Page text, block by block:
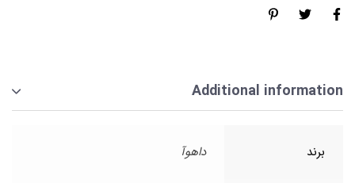
Additional information
برند داهوآ